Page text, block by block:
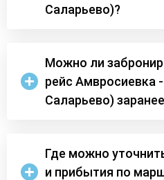
Саларьево)?
Можно ли
рейс Амвросиевка
Саларьево)
Где можно
и прибытия по